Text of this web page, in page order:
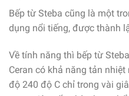
Bếp từ Steba cũng là một
dụng nổi tiếng, được thành
Về tính năng thì bếp từ
Ceran có khả năng tản
độ 240 độ C chỉ trong vài